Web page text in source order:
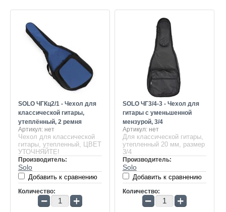
SOLO ЧГКц2/1 - Чехол для
классической гитары,
утеплённый, 2 ремня
Артикул: нет
Чехол для классической
гитары, утепленный, ЦВЕТ
УТОЧНЯЙТЕ!
Производитель:
Solo
Добавить к сравнению
Количество:
− +
SOLO ЧГ3/4-3 - Чехол для
гитары с уменьшенной
мензурой, 3/4
Артикул:нет
Для классической гитары,
утепленный 20 мм, размер
3/4
Производитель:
Solo
Добавить к сравнению
Количество:
− +